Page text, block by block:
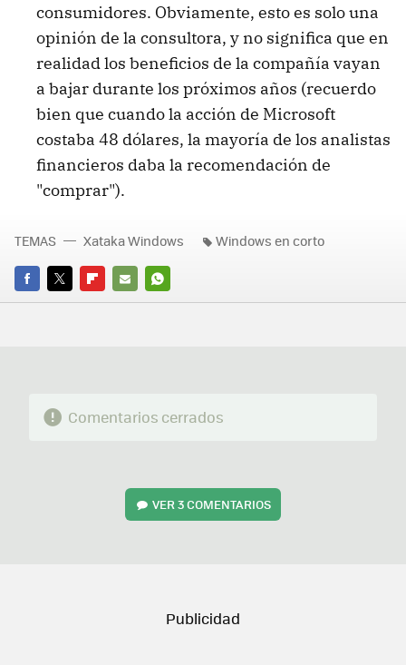
consumidores. Obviamente, esto es solo una
opinión de la consultora, y no significa que en
realidad los beneficios de la compañía vayan
a bajar durante los próximos años (recuerdo
bien que cuando la acción de Microsoft
costaba 48 dólares, la mayoría de los analistas
financieros daba la recomendación de
"comprar").
FACEBOOK
TWITTERFLIPBOARD
E-
WHATSAPP
TEMAS Xataka Windows Windows en corto
Comentarios cerrados
VER3 COMENTARIOS